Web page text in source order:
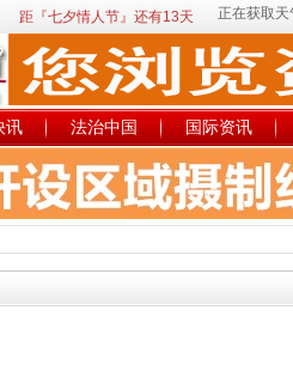
距『七夕情人节』还有13天
讯 法治中国 国际资讯